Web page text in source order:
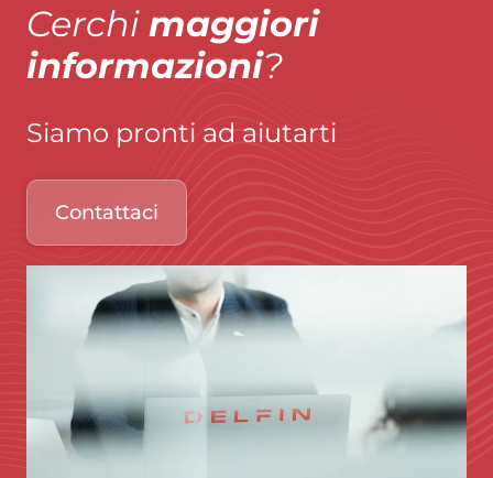
Cerchi maggiori
informazioni?
Siamo pronti ad aiutarti
Contattaci
Immagine